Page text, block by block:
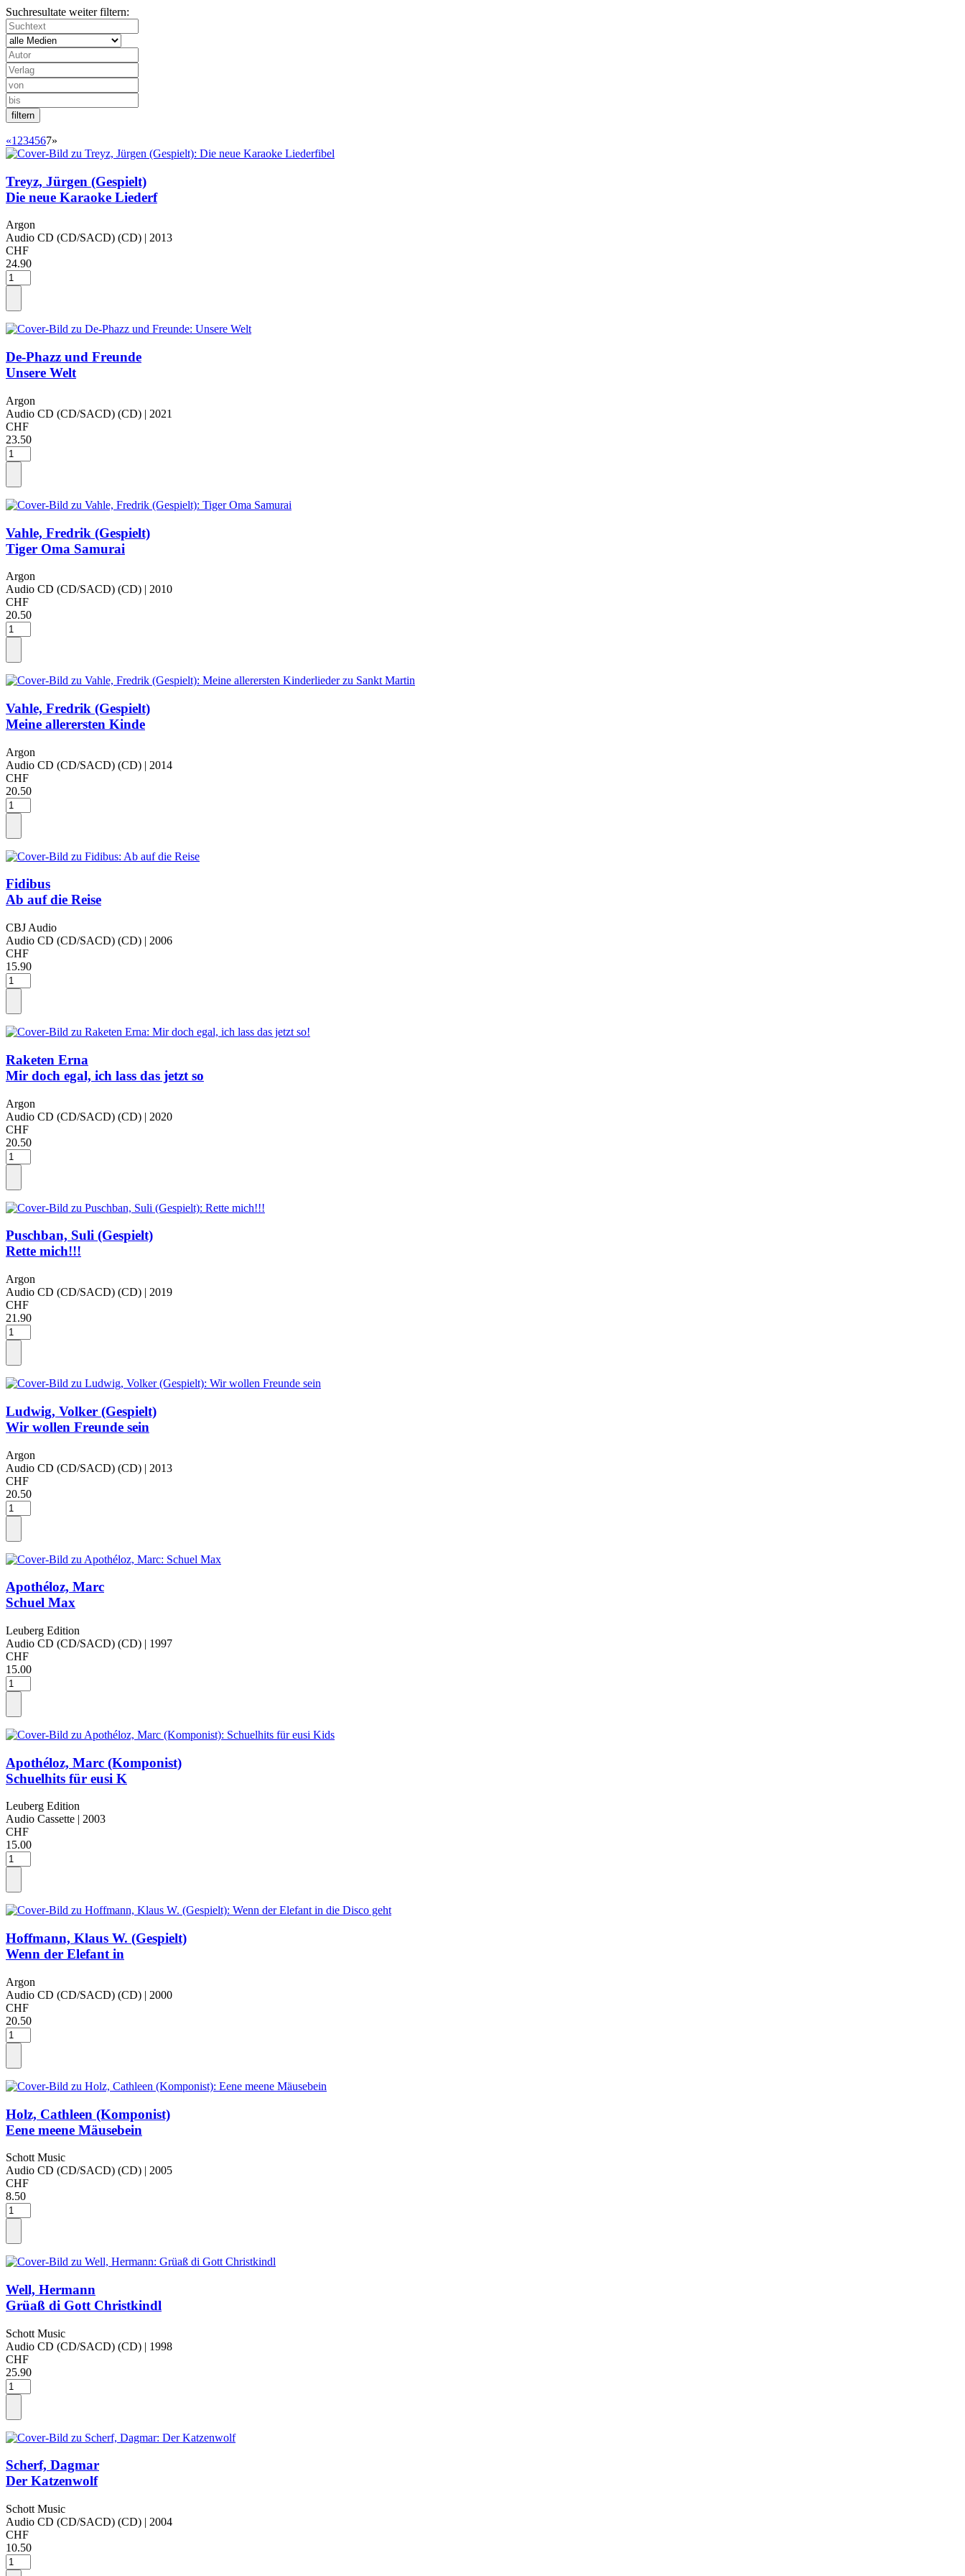
Suchresultate weiter filtern:
«1 234567»
Treyz, Jürgen (Gespielt)
Die neue Karaoke Liederf
Argon
Audio CD (CD/SACD) (CD) | 2013
CHF
24.90
De-Phazz und Freunde
Unsere Welt
Argon
Audio CD (CD/SACD) (CD) | 2021
CHF
23.50
Vahle, Fredrik (Gespielt)
Tiger Oma Samurai
Argon
Audio CD (CD/SACD) (CD) | 2010
CHF
20.50
Vahle, Fredrik (Gespielt)
Meine allerersten Kinde
Argon
Audio CD (CD/SACD) (CD) | 2014
CHF
20.50
Fidibus
Ab auf die Reise
CBJ Audio
Audio CD (CD/SACD) (CD) | 2006
CHF
15.90
Raketen Erna
Mir doch egal, ich lass das jetzt so
Argon
Audio CD (CD/SACD) (CD) | 2020
CHF
20.50
Puschban, Suli (Gespielt)
Rette mich!!!
Argon
Audio CD (CD/SACD) (CD) | 2019
CHF
21.90
Ludwig, Volker (Gespielt)
Wir wollen Freunde sein
Argon
Audio CD (CD/SACD) (CD) | 2013
CHF
20.50
Apothéloz, Marc
Schuel Max
Leuberg Edition
Audio CD (CD/SACD) (CD) | 1997
CHF
15.00
Apothéloz, Marc (Komponist)
Schuelhits für eusi K
Leuberg Edition
Audio Cassette | 2003
CHF
15.00
Hoffmann, Klaus W. (Gespielt)
Wenn der Elefant in
Argon
Audio CD (CD/SACD) (CD) | 2000
CHF
20.50
Holz, Cathleen (Komponist)
Eene meene Mäusebein
Schott Music
Audio CD (CD/SACD) (CD) | 2005
CHF
8.50
Well, Hermann
Grüaß di Gott Christkindl
Schott Music
Audio CD (CD/SACD) (CD) | 1998
CHF
25.90
Scherf, Dagmar
Der Katzenwolf
Schott Music
Audio CD (CD/SACD) (CD) | 2004
CHF
10.50